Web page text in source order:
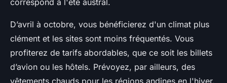
D’avril à octobre, vous bénéficierez d'un climat plus
clément et les sites sont moins fréquentés. Vous
profiterez de tarifs abordables, que ce soit les billets
d’avion ou les hôtels. Prévoyez, par ailleurs, des
vêtements chauds pour les régions andines en l'hiver.